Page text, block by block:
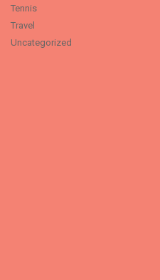
Tennis
Travel
Uncategorized